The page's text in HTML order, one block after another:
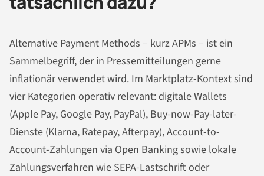
Alternative Payment Methods – kurz APMs – ist ein
Sammelbegriff, der in Pressemitteilungen gerne
inflationär verwendet wird. Im Marktplatz-Kontext sind
vier Kategorien operativ relevant: digitale Wallets
(Apple Pay, Google Pay, PayPal), Buy-now-Pay-later-
Dienste (Klarna, Ratepay, Afterpay), Account-to-
Account-Zahlungen via Open Banking sowie lokale
Zahlungsverfahren wie SEPA-Lastschrift oder